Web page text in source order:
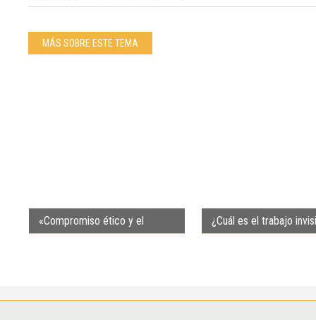
MÁS SOBRE ESTE TEMA
«Compromiso ético y el
¿Cuál es el trabajo